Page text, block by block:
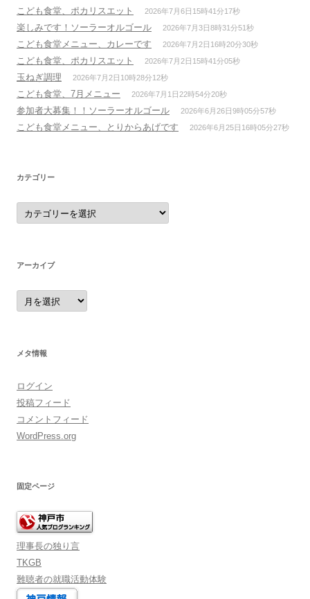
こども食堂、ポカリスエット 2026年7月6日15時41分17秒
楽しみです！ソーラーオルゴール 2026年7月3日8時31分51秒
こども食堂メニュー、カレーです 2026年7月2日16時20分30秒
こども食堂、ポカリスエット 2026年7月2日15時41分05秒
玉ねぎ調理 2026年7月2日10時28分12秒
こども食堂、7月メニュー 2026年7月1日22時54分20秒
参加者大募集！！ソーラーオルゴール 2026年6月26日9時05分57秒
こども食堂メニュー、とりからあげです 2026年6月25日16時05分27秒
カテゴリー
カ
テ
ゴ
アーカイブ
ア
ー
カ
メタ情報
ログイン
投稿フィード
コメントフィード
WordPress.org
固定ページ
理事長の独り言
TKGB
難聴者の就職活動体験